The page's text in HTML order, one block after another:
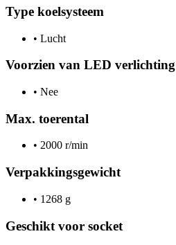
Type koelsysteem
• Lucht
Voorzien van LED verlichting
• Nee
Max. toerental
• 2000 r/min
Verpakkingsgewicht
• 1268 g
Geschikt voor socket